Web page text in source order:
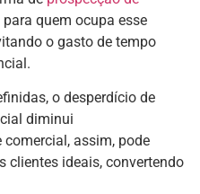
quem ocupa esse
o gasto de tempo
o desperdício de
diminui
assim, pode
clientes ideais, convertendo